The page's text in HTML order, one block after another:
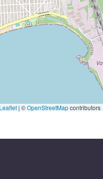
Leaflet | ©OpenStreetMapcontributors